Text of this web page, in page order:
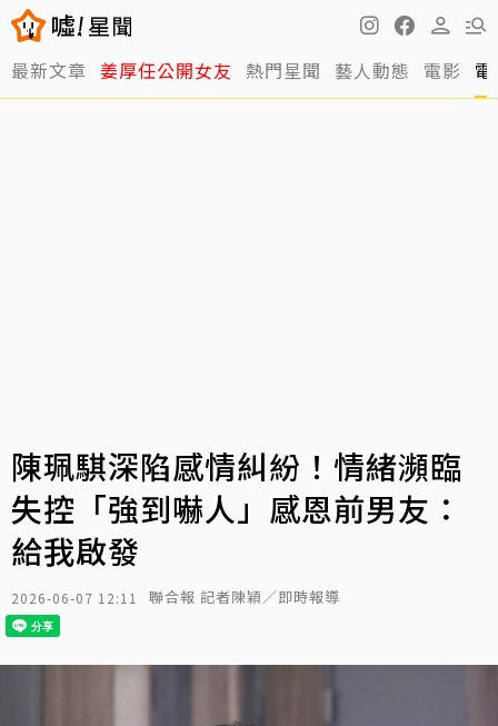
最新文章 姜厚任公開女友 熱門星聞 藝人動態 電影
陳珮騏深陷感情糾紛！情緒瀕臨
失控「強到嚇人」感恩前男友：
給我啟發
2026-06-07 12:11 聯合報 記者陳穎／即時報導